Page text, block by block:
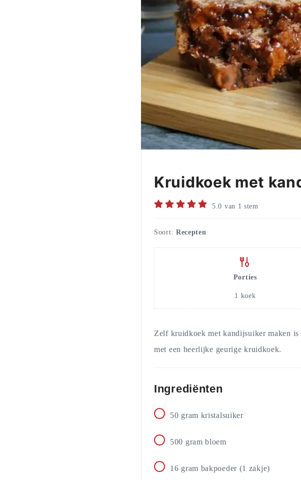
Kruidkoek met
5.0 van 1 stem
Soort: Recepten
Porties
1 koek
Zelf kruidkoek met kandijsuiker maken
met een heerlijke geurige kruidkoek.
Ingrediënten
50 gram kristalsuiker
500 gram bloem
16 gram bakpoeder (1 zakje)